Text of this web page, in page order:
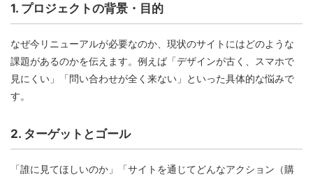
1. プロジェクトの背景・目的
なぜ今リニューアルが必要なのか、現状のサイトにはどのような
課題があるのかを伝えます。例えば「デザインが古く、スマホで
見にくい」「問い合わせが全く来ない」といった具体的な悩みで
す。
2. ターゲットとゴール
「誰に見てほしいのか」「サイトを通じてどんなアクション（購